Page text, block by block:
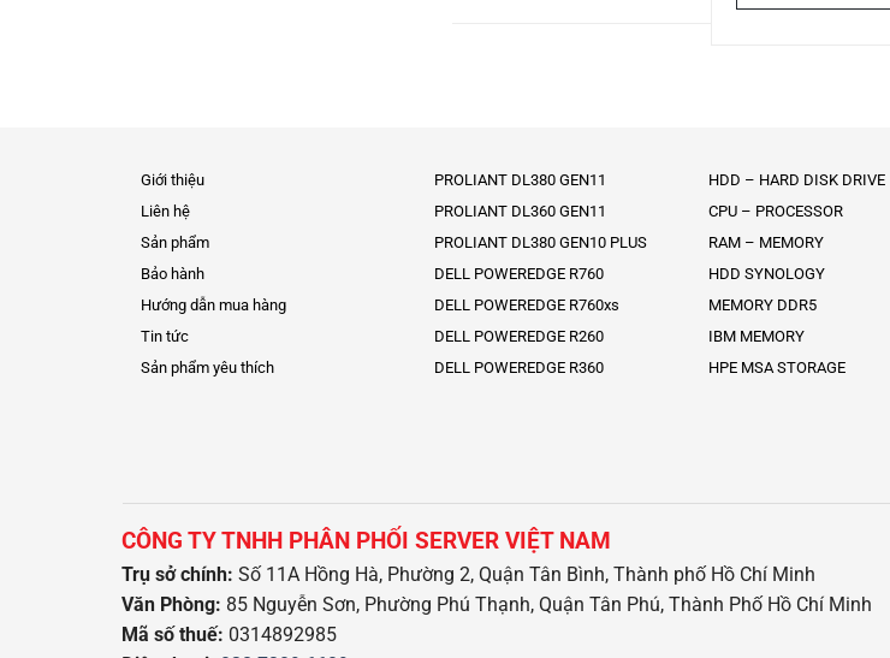
Giới thiệu
Liên hệ
Sản phẩm
Bảo hành
Hướng dẫn mua hàng
Tin tức
Sản phẩm yêu thích
PROLIANT DL380 GEN11
PROLIANT DL360 GEN11
PROLIANT DL380 GEN10 PLUS
DELL POWEREDGE R760
DELL POWEREDGE R760xs
DELL POWEREDGE R260
DELL POWEREDGE R360
HDD – HARD DISK DRIVE
CPU – PROCESSOR
RAM – MEMORY
HDD SYNOLOGY
MEMORY DDR5
IBM MEMORY
HPE MSA STORAGE
CÔNG TY TNHH PHÂN PHỐI SERVER VIỆT NAM
Trụ sở chính: Số 11A Hồng Hà, Phường 2, Quận Tân Bình, Thành phố Hồ Chí Minh
Văn Phòng: 85 Nguyễn Sơn, Phường Phú Thạnh, Quận Tân Phú, Thành Phố Hồ Chí Minh
Mã số thuế: 0314892985